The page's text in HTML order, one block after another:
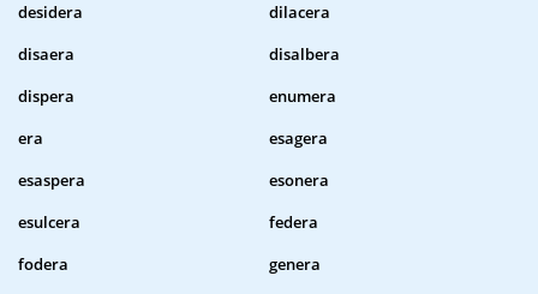
desidera
dilacera
disaera
disalbera
dispera
enumera
era
esagera
esaspera
esonera
esulcera
federa
fodera
genera